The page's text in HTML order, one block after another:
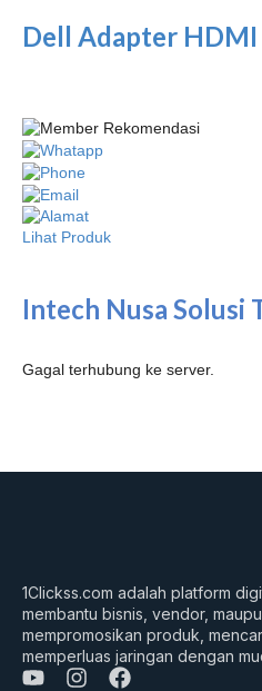
Dell Adapter HDMI
Lihat Produk
Intech Nusa Solusi
Gagal terhubung ke server.
1Clickss.com adalah platform
membantu bisnis, vendor,
mempromosikan produk,
memperluas jaringan dengan
Y
I
F